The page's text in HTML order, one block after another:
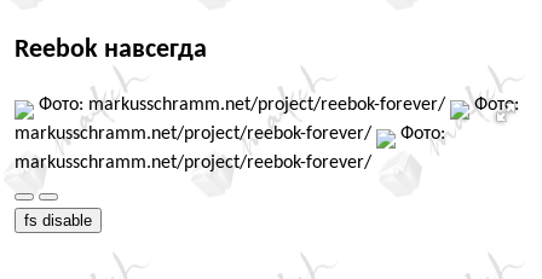
Reebok навсегда
Фото: markusschramm.net/project/reebok-forever/
Фото:
markusschramm.net/project/reebok-forever/
Фото:
markusschramm.net/project/reebok-forever/
fs disable